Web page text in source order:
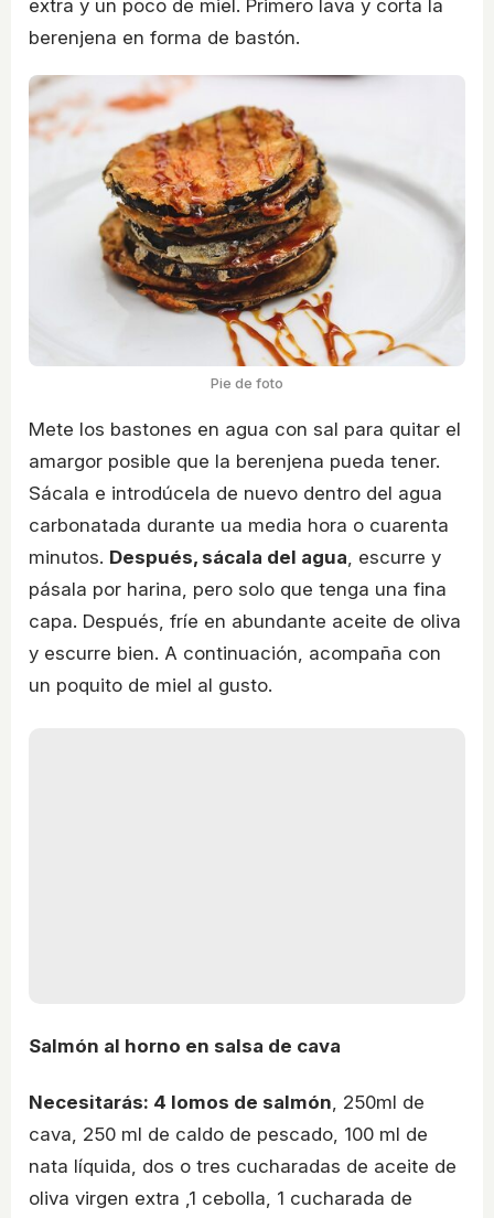
extra y un poco de miel. Primero lava y corta la
berenjena en forma de bastón.
Pie de foto
Mete los bastones en agua con sal para quitar el
amargor posible que la berenjena pueda tener.
Sácala e introdúcela de nuevo dentro del agua
carbonatada durante ua media hora o cuarenta
minutos. Después, sácala del agua , escurre y
pásala por harina, pero solo que tenga una fina
capa. Después, fríe en abundante aceite de oliva
y escurre bien. A continuación, acompaña con
un poquito de miel al gusto.
Salmón al horno en salsa de cava
Necesitarás: 4 lomos de salmón, 250ml de
cava, 250 ml de caldo de pescado, 100 ml de
nata líquida, dos o tres cucharadas de aceite de
oliva virgen extra ,1 cebolla, 1 cucharada de